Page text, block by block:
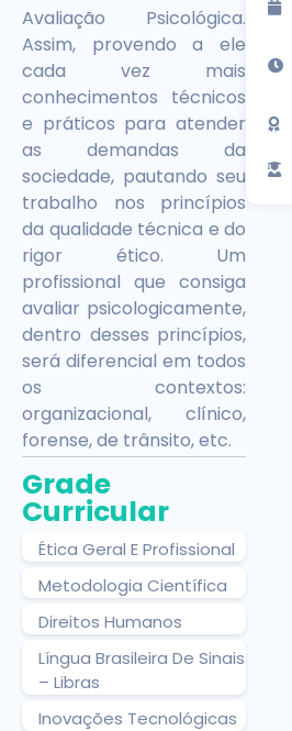
Avaliação Psicológica.
Assim, provendo a ele
cada vez mais
conhecimentos técnicos
e práticos para atender
as demandas da
sociedade, pautando seu
trabalho nos princípios
da qualidade técnica e do
rigor ético. Um
profissional que consiga
avaliar psicologicamente,
dentro desses princípios,
será diferencial em todos
os contextos:
organizacional, clínico,
forense, de trânsito, etc.
Grade
Curricular
Ética Geral E Profissional
Metodologia Científica
Direitos Humanos
Língua Brasileira De Sinais
– Libras
Inovações Tecnológicas